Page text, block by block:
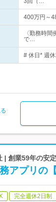
400万円～
〈勤務時
で…
# 休日* 週
| 創業59年の安
アプリの
完全週休2日制